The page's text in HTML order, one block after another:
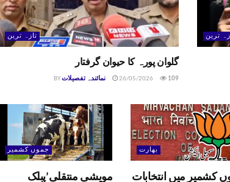
تازہ ترین
گلوان پورہ کا حیوان گرفتار
BY نمائندہ تفصیلات 26/05/2026 109
ترین
جموں کشمیر
مویشی منتقلی’پبلک
بھارت
کشمیر میں انتخابات